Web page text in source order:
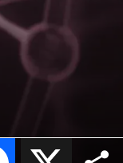
X
Facebook